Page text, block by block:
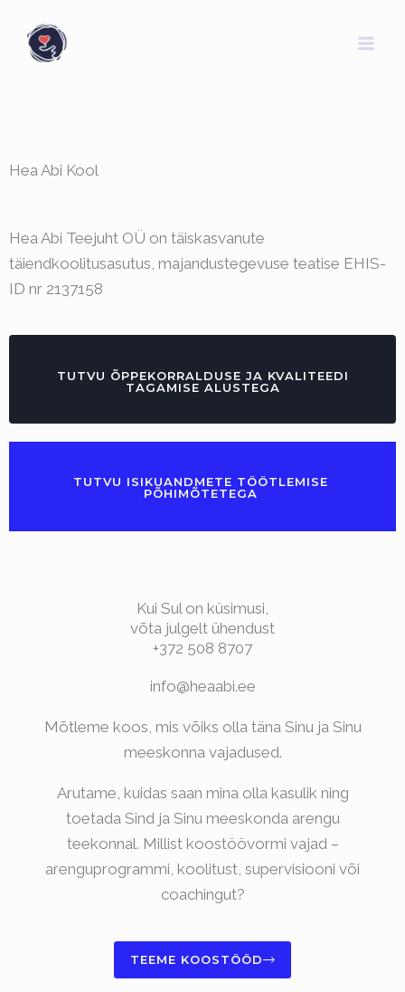
content
Hea Abi Kool
Hea Abi Teejuht OÜ on täiskasvanute
täiendkoolitusasutus, majandustegevuse teatise EHIS-
ID nr 2137158
TUTVU ÕPPEKORRALDUSE JA KVALITEEDI
TAGAMISE ALUSTEGA
TUTVU ISIKUANDMETE TÖÖTLEMISE
PÕHIMÕTETEGA
Kui Sul on küsimusi,
võta julgelt ühendust
+372 508 8707
info@heaabi.ee
Mõtleme koos, mis võiks olla täna Sinu ja Sinu
meeskonna vajadused.
Arutame, kuidas saan mina olla kasulik ning
toetada Sind ja Sinu meeskonda arengu
teekonnal. Millist koostöövormi vajad –
arenguprogrammi, koolitust, supervisiooni või
coachingut?
TEEME KOOSTÖÖD
id=61557378607726